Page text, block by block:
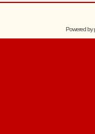
Powered by